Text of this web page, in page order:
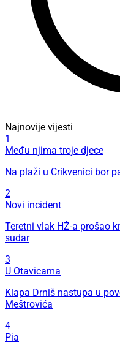
Najnovije vijesti
1
Među njima troje djece
Na plaži u Crikvenici bor
2
Novi incident
Teretni vlak HŽ-a prošao
sudar
3
U Otavicama
Klapa Drniš nastupa u
Meštrovića
4
Pia